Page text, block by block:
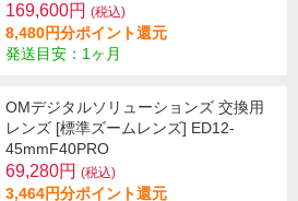
169,600円 (税込)
8,480円分ポイント還元
発送目安：1ヶ月
OMデジタルソリューションズ 交換用
レンズ [標準ズームレンズ] ED12-
45mmF40PRO
69,280円 (税込)
3,464円分ポイント還元